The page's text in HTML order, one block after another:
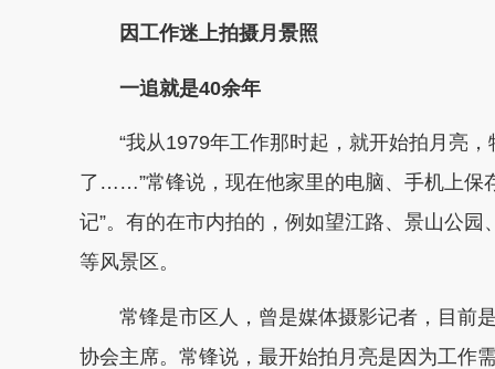
因工作迷上拍摄月景照
一追就是40余年
“我从1979年工作那时起，就开始拍月亮
了……”常锋说，现在他家里的电脑、手机上保
记”。有的在市内拍的，例如望江路、景山公
等风景区。
常锋是市区人，曾是媒体摄影记者，目前
协会主席。常锋说，最开始拍月亮是因为工作